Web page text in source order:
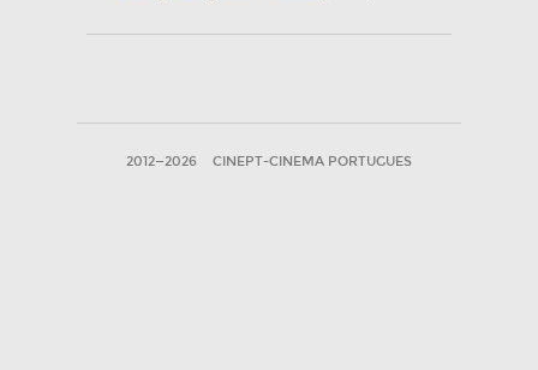
2012—2026 CINEPT-CINEMA PORTUGUES